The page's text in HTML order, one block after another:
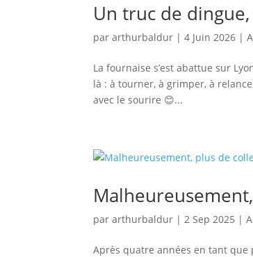
Un truc de
pararthurbaldur |4 Juin 2026 |
La fournaise s’est abattue sur
là : à tourner, à grimper, à
avec le sourire 😊...
pararthurbaldur |2 Sep 2025 |
Après quatre années en tant que